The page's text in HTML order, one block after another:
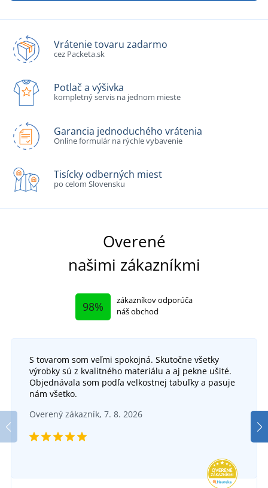
Vrátenie tovaru zadarmo
cez Packeta.sk
Potlač a výšivka
kompletný servis na jednom mieste
Garancia jednoduchého vrátenia
Online formulár na rýchle vybavenie
Tisícky odberných miest
po celom Slovensku
Overené
našimi zákazníkmi
98%
zákazníkov odporúča
náš obchod
S tovarom som veľmi spokojná. Skutočne všetky
výrobky sú z kvalitného materiálu a aj pekne ušité.
Objednávala som podľa velkostnej tabuľky a pasuje
nám všetko.
Overený zákazník, 7. 8. 2026